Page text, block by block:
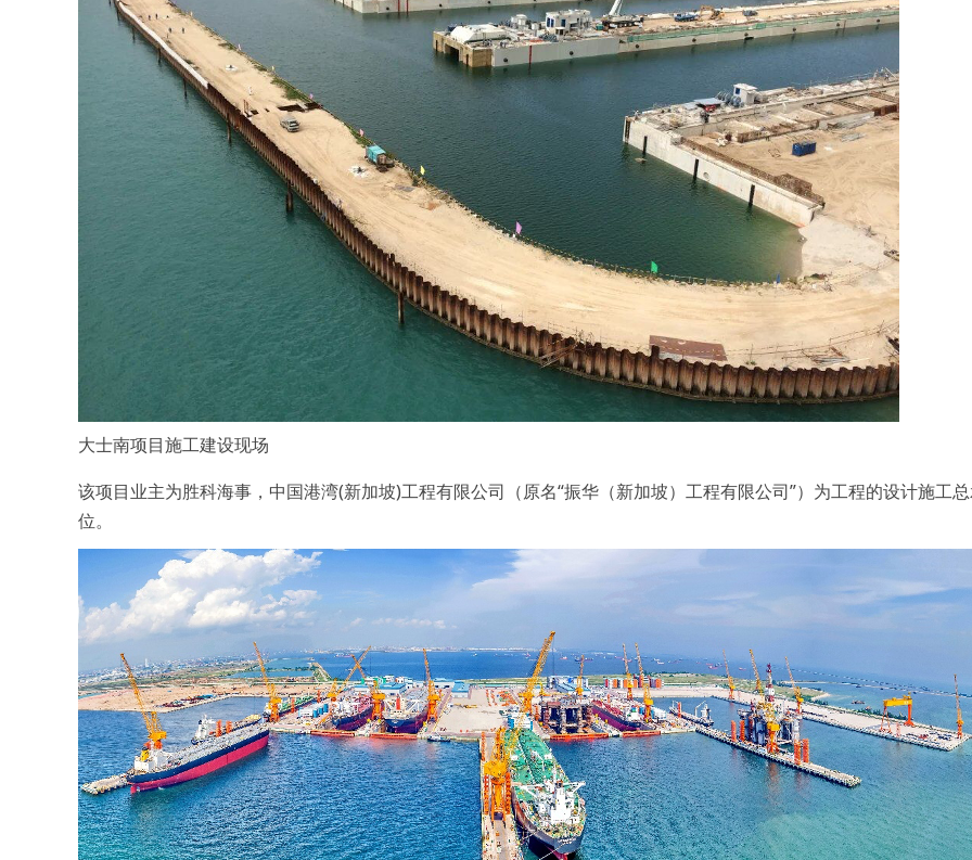
大士南项目施工建设现场
该项目业主为胜科海事，中国港湾(新加坡)工程有限公司（原名“振华（新加坡）工程有限公司”）为工程的设计施工
位。